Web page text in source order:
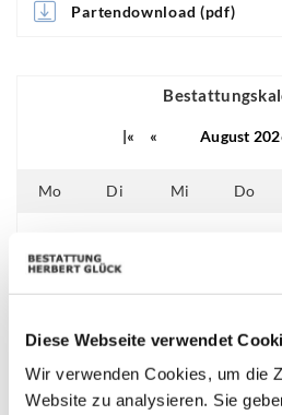
Diese Webseite verwendet
Wir verwenden Cookies, um die
Website zu analysieren. Sie
Partendownload (pdf)
|« « August
Mo Di Mi Do
03 04 05 06
10 11 12 13
17 19